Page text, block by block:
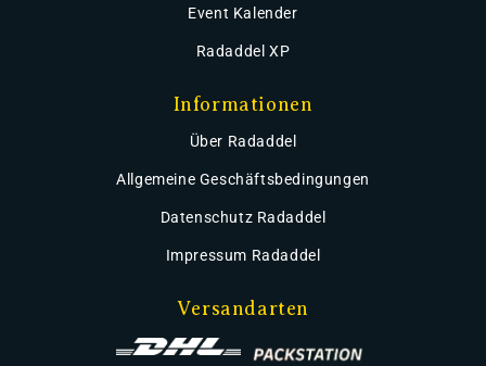
Event Kalender
Radaddel XP
Informationen
Über Radaddel
Allgemeine Geschäftsbedingungen
Datenschutz Radaddel
Impressum Radaddel
Versandarten